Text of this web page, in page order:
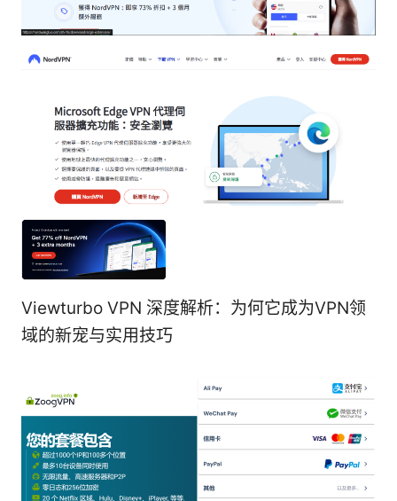
Viewturbo VPN 深度解析：为何它成为VPN领
域的新宠与实用技巧